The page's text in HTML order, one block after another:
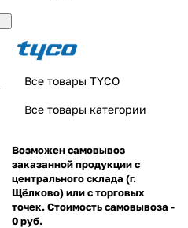
Все товары TYCO
Все товары категории
Возможен самовывоз
заказанной продукции с
центрального склада (г.
Щёлково) или с торговых
точек. Стоимость самовывоза -
0 руб.